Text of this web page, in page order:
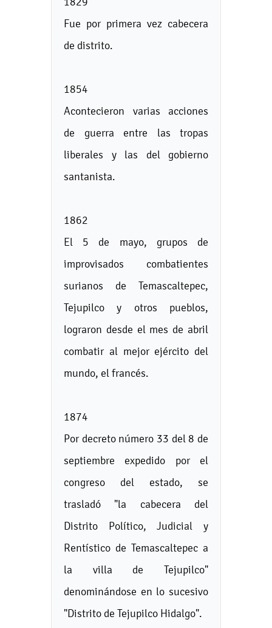
Fue por primera vez cabecera
de distrito.
1854
Acontecieron varias acciones
de guerra entre las tropas
liberales y las del gobierno
santanista.
1862
El 5 de mayo, grupos de
improvisados combatientes
surianos de Temascaltepec,
Tejupilco y otros pueblos,
lograron desde el mes de abril
combatir al mejor ejército del
mundo, el francés.
1874
Por decreto número 33 del 8 de
septiembre expedido por el
congreso del estado, se
trasladó "la cabecera del
Distrito Político, Judicial y
Rentístico de Temascaltepec a
la villa de Tejupilco"
denominándose en lo sucesivo
"Distrito de Tejupilco Hidalgo".